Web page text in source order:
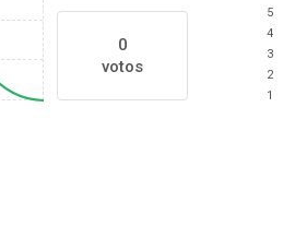
0
votos
5
4
3
2
1